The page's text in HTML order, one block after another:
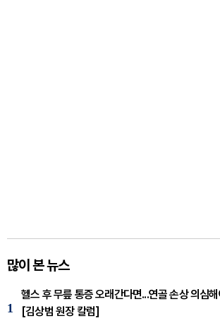
많이 본 뉴스
1
헬스 후 무릎 통증 오래간다면...연골 손상 의심
[김상범 원장 칼럼]